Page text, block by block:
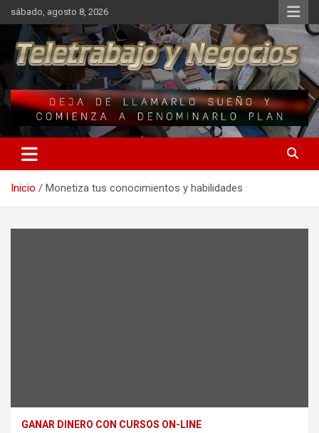
Saltar
al
contenido
sábado, agosto 8, 2026
Teletrabajo y Negocios
Una iniciativa de Jose Manuel Fuentes Prieto
Inicio Monetiza tus conocimientos y habilidades
GANAR DINERO CON CURSOS ON-LINE